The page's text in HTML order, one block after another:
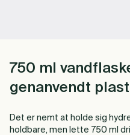
750 ml
genanvendt
Det er nemt at holde sig
holdbare, men lette 750 ml